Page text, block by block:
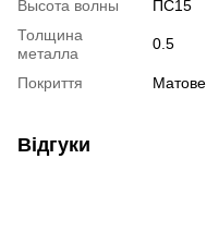
Высота волны
ПС15
Толщина
металла
0.5
Покриття Матове
Відгуки